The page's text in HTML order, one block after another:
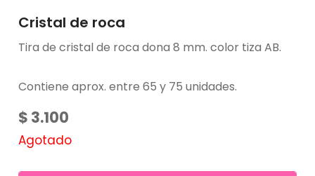
Cristal de roca
Tira de cristal de roca dona 8 mm. color tiza AB.
Contiene aprox. entre 65 y 75 unidades.
$ 3.100
Agotado